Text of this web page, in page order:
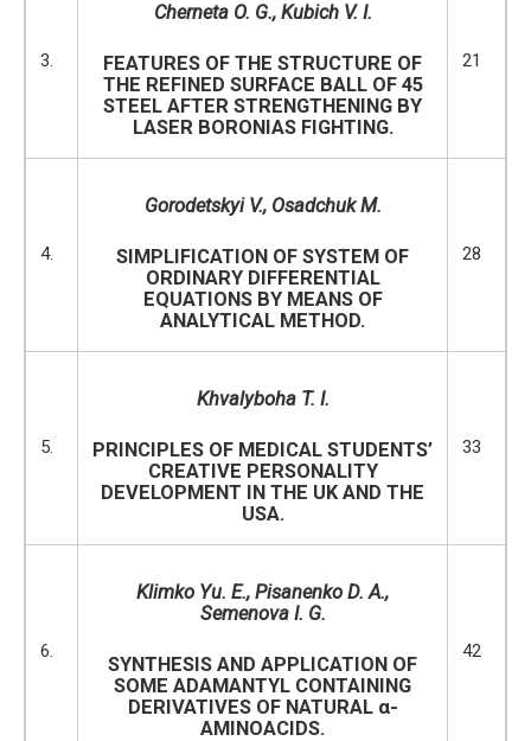
3.
Cherneta O. G., Kubich V. I.
FEATURES OF THE STRUCTURE OF
THE REFINED SURFACE BALL OF 45
STEEL AFTER STRENGTHENING BY
LASER BORONIAS FIGHTING.
21
4.
Gorodetskyi V., Osadchuk M.
SIMPLIFICATION OF SYSTEM OF
ORDINARY DIFFERENTIAL
EQUATIONS BY MEANS OF
ANALYTICAL METHOD.
28
5.
Khvalyboha T. I.
PRINCIPLES OF MEDICAL STUDENTS’
CREATIVE PERSONALITY
DEVELOPMENT IN THE UK AND THE
USA.
33
6.
Klimko Yu. E., Pisanenko D. A.,
Semenova I. G.
SYNTHESIS AND APPLICATION OF
SOME ADAMANTYL CONTAINING
DERIVATIVES OF NATURAL α-
AMINOACIDS.
42